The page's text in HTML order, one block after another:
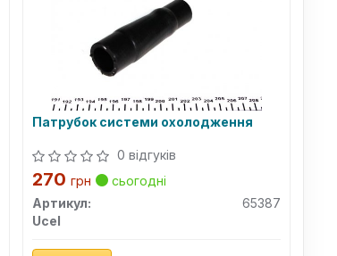
Патрубок системи охолодження
0 відгуків
270грн
сьогодні
Артикул:
65387
Ucel